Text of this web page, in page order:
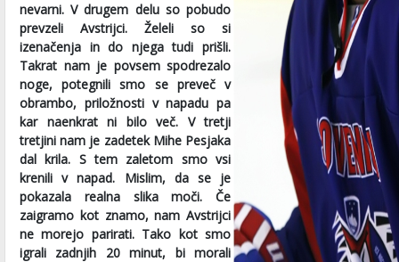
nevarni. V drugem delu so pobudo
prevzeli Avstrijci. Želeli so si
izenačenja in do njega tudi prišli.
Takrat nam je povsem spodrezalo
noge, potegnili smo se preveč v
obrambo, priložnosti v napadu pa
kar naenkrat ni bilo več. V tretji
tretjini nam je zadetek Mihe Pesjaka
dal krila. S tem zaletom smo vsi
krenili v napad. Mislim, da se je
pokazala realna slika moči. Če
zaigramo kot znamo, nam Avstrijci
ne morejo parirati. Tako kot smo
igrali zadnjih 20 minut, bi morali